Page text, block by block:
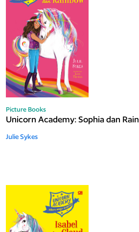
Picture Books
Unicorn Academy: Sophia dan
Julie Sykes